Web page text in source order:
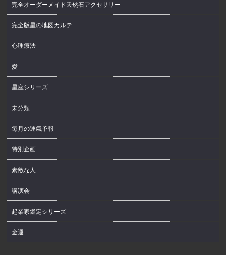
完全オーダーメイド天然石アクセサリー
完全版星の地図カルテ
心理療法
愛
星座シリーズ
未分類
毎月の運氣予報
特別企画
素敵な人
講演会
起業家鑑定シリーズ
金運